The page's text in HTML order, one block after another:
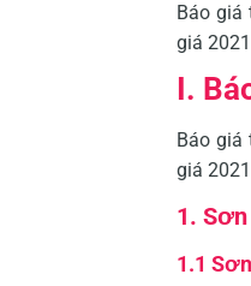
Báo giá
giá
I.
Báo giá
giá
1.
1.1